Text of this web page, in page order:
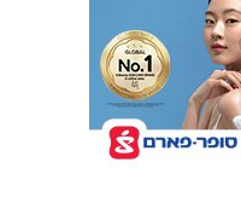
עפ"י החקירה, בתאריך 25/8/25 החשוד הבחין בקטין
שיחת טלפון ולאחר
תיתן לי שיחה אני